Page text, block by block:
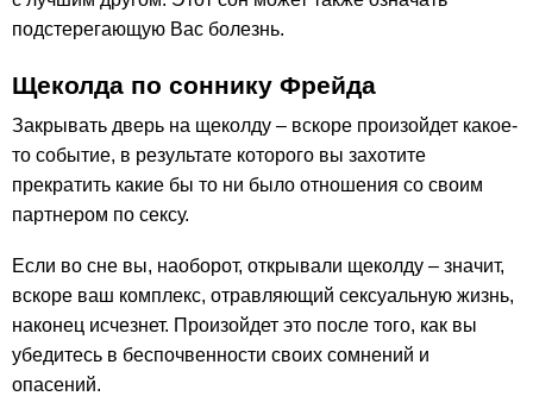
подстерегающую Вас болезнь.
Щеколда по соннику Фрейда
Закрывать дверь на щеколду – вскоре произойдет какое-
то событие, в результате которого вы захотите
прекратить какие бы то ни было отношения со своим
партнером по сексу.
Если во сне вы, наоборот, открывали щеколду – значит,
вскоре ваш комплекс, отравляющий сексуальную жизнь,
наконец исчезнет. Произойдет это после того, как вы
убедитесь в беспочвенности своих сомнений и
опасений.